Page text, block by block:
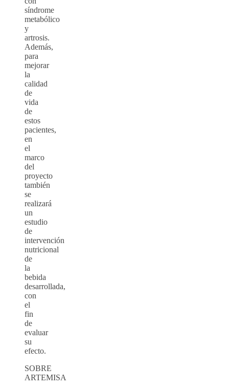
síndrome
metabólico
y
artrosis.
Además,
para
mejorar
la
calidad
de
vida
de
estos
pacientes,
en
el
marco
del
proyecto
también
se
realizará
un
estudio
de
intervención
nutricional
de
la
bebida
desarrollada,
con
el
fin
de
evaluar
su
efecto.
SOBRE
ARTEMISA